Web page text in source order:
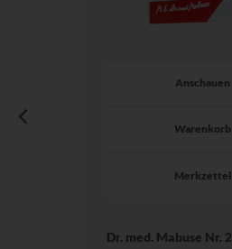
Anschauen
Warenkorb
Merkzettel
Dr. med. Mabuse Nr.